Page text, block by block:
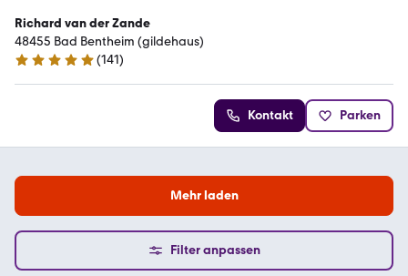
Richard van der Zande
48455 Bad Bentheim (gildehaus)
5 Sterne
(141)
Kontakt Parken
Mehr laden
Filter anpassen